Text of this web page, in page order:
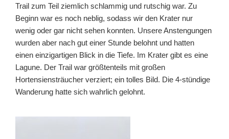
Trail zum Teil ziemlich schlammig und rutschig war. Zu
Beginn war es noch neblig, sodass wir den Krater nur
wenig oder gar nicht sehen konnten. Unsere Anstengungen
wurden aber nach gut einer Stunde belohnt und hatten
einen einzigartigen Blick in die Tiefe. Im Krater gibt es eine
Lagune. Der Trail war größtenteils mit großen
Hortensiensträucher verziert; ein tolles Bild. Die 4-stündige
Wanderung hatte sich wahrlich gelohnt.